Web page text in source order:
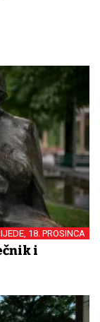
18. PROSINCA
i